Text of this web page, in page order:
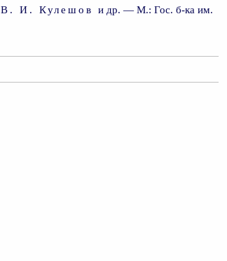
В. И. Кулешови др. — М.: Гос. б-ка им.